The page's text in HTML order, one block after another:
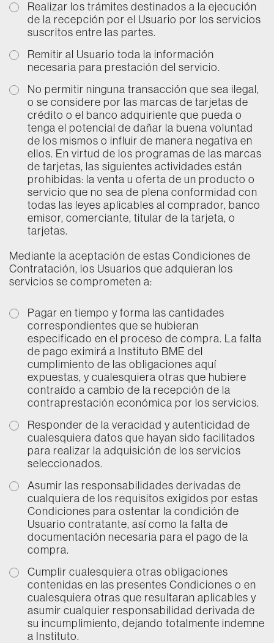
Realizar los trámites destinados a la ejecución
de la recepción por el Usuario por los servicios
suscritos entre las partes.
Remitir al Usuario toda la información
necesaria para prestación del servicio.
No permitir ninguna transacción que sea ilegal,
o se considere por las marcas de tarjetas de
crédito o el banco adquiriente que pueda o
tenga el potencial de dañar la buena voluntad
de los mismos o influir de manera negativa en
ellos. En virtud de los programas de las marcas
de tarjetas, las siguientes actividades están
prohibidas: la venta u oferta de un producto o
servicio que no sea de plena conformidad con
todas las leyes aplicables al comprador, banco
emisor, comerciante, titular de la tarjeta, o
tarjetas.
Mediante la aceptación de estas Condiciones de
Contratación, los Usuarios que adquieran los
servicios se comprometen a:
Pagar en tiempo y forma las cantidades
correspondientes que se hubieran
especificado en el proceso de compra. La falta
de pago eximirá a Instituto BME del
cumplimiento de las obligaciones aquí
expuestas, y cualesquiera otras que hubiere
contraído a cambio de la recepción de la
contraprestación económica por los servicios.
Responder de la veracidad y autenticidad de
cualesquiera datos que hayan sido facilitados
para realizar la adquisición de los servicios
seleccionados.
Asumir las responsabilidades derivadas de
cualquiera de los requisitos exigidos por estas
Condiciones para ostentar la condición de
Usuario contratante, así como la falta de
documentación necesaria para el pago de la
compra.
Cumplir cualesquiera otras obligaciones
contenidas en las presentes Condiciones o en
cualesquiera otras que resultaran aplicables y
asumir cualquier responsabilidad derivada de
su incumplimiento, dejando totalmente indemne
a Instituto.